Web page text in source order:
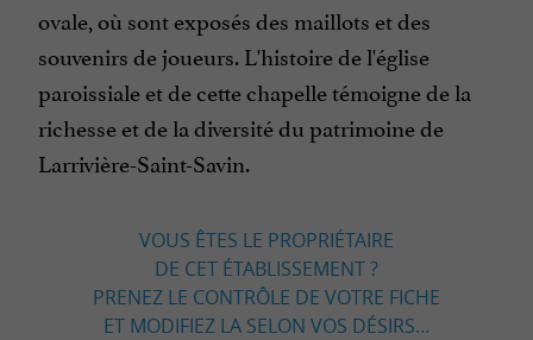
ovale, où sont exposés des maillots et des
souvenirs de joueurs. L'histoire de l'église
paroissiale et de cette chapelle témoigne de la
richesse et de la diversité du patrimoine de
Larrivière-Saint-Savin.
VOUS ÊTES LE PROPRIÉTAIRE
DE CET ÉTABLISSEMENT ?
PRENEZ LE CONTRÔLE DE VOTRE FICHE
ET MODIFIEZ LA SELON VOS DÉSIRS...